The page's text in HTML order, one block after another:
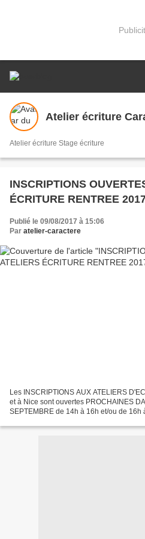
Atelier écriture
Atelier écriture Stage écriture
INSCRIPTIONS
ÉCRITURE RENTREE
Publié le 09/08/2017 à 15:06
Par atelier-caractere
Les INSCRIPTIONS AUX ATELIERS
et à Nice sont ouvertes PROCHAINES
SEPTEMBRE de 14h à 16h et/ou de 16h